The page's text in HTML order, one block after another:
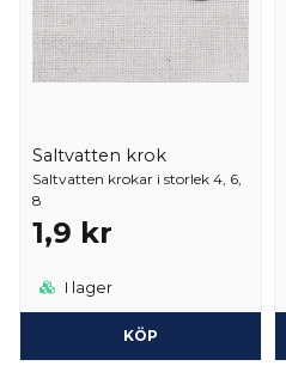
Saltvatten krok
Saltvatten krokar i storlek 4, 6,
8
1,9 kr
I lager
KÖP